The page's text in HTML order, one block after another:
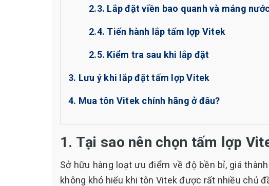
2.3. Lắp đặt viền bao quanh và máng
2.4. Tiến hành lắp tấm lợp Vitek
2.5. Kiểm tra sau khi lắp đặt
3. Lưu ý khi lắp đặt tấm lợp Vitek
4. Mua tôn Vitek chính hãng ở đâu?
1. Tại sao nên chọn tấm lợp
Sở hữu hàng loạt ưu điểm về độ bền bỉ, giá
không khó hiểu khi tôn Vitek được rất nhiều chủ